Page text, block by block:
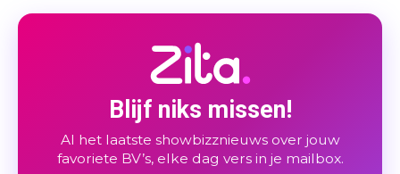
Blijf niks missen!
Al het laatste showbizznieuws over jouw
favoriete BV’s, elke dag vers in je mailbox.